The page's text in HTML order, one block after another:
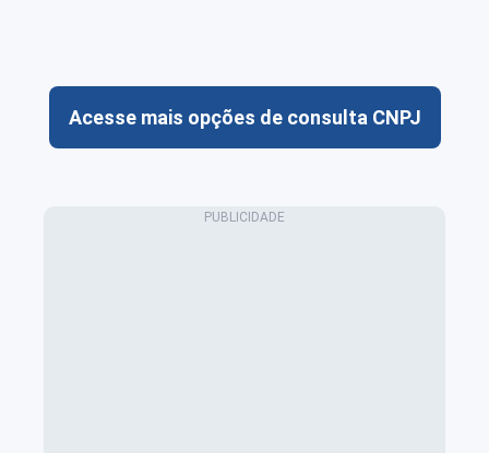
Acesse mais opções de consulta CNPJ